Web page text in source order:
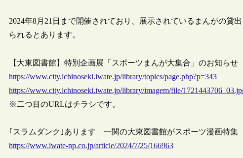
2024年8月21日まで開催されており、展示されているまんがの貸
られるとあります。
【大東図書館】特別企画展「スポーツまんが大集合」のお知らせ
https://www.city.ichinoseki.iwate.jp/library/topics/page.php?p=343
https://www.city.ichinoseki.iwate.jp/library/imagem/file/
※二つ目のURLはチラシです。
｢スラムダンク｣あります 一関の大東図書館がスポーツ漫画特集（
https://www.iwate-np.co.jp/article/2024/7/25/166963